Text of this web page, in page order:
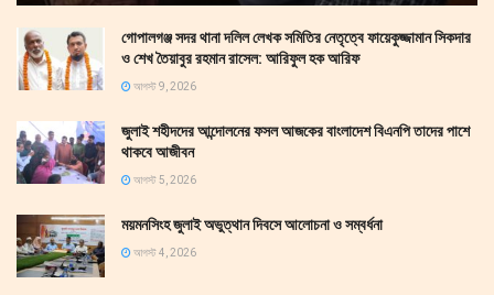
গোপালগঞ্জ সদর থানা দলিল লেখক সমিতির নেতৃত্বে ফায়েকুজ্জামান সিকদার
ও শেখ তৈয়াবুর রহমান রাসেল: আরিফুল হক আরিফ
আগস্ট 9, 2026
জুলাই শহীদদের আন্দোলনের ফসল আজকের বাংলাদেশ বিএনপি তাদের পাশে
থাকবে আজীবন
আগস্ট 5, 2026
ময়মনসিংহ জুলাই অভুত্থান দিবসে আলোচনা ও সম্বর্ধনা
আগস্ট 4, 2026